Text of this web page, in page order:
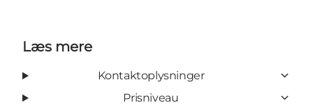
Læs mere
Kontaktoplysninger
Prisniveau